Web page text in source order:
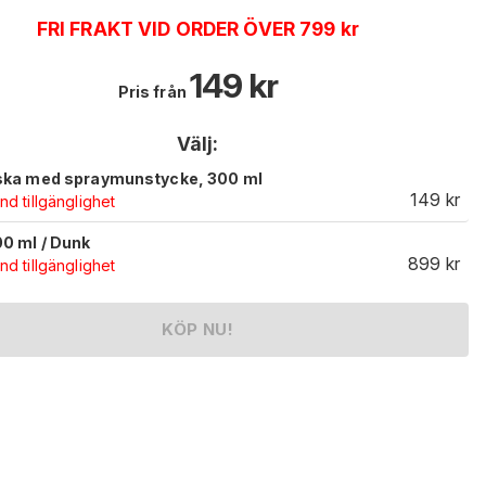
FRI FRAKT VID ORDER ÖVER 799 kr
Pris från 149 kr
Välj:
med spraymunstycke, 300 ml
tillgänglighet
149 kr
ml / Dunk
tillgänglighet
899 kr
KÖP NU!